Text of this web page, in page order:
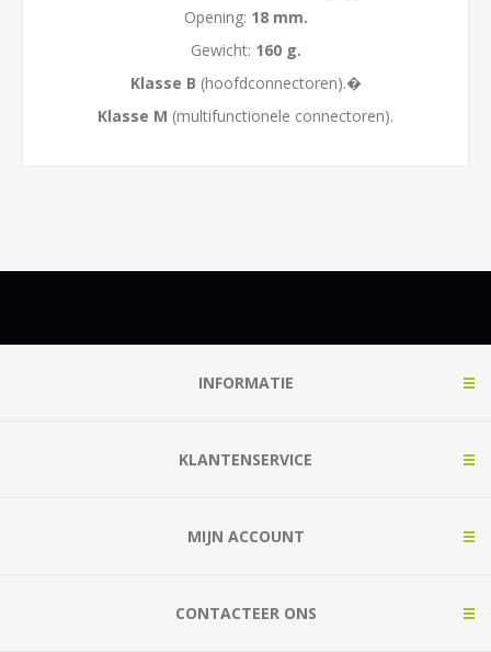
Opening: 18 mm.
Gewicht: 160 g.
Klasse B (hoofdconnectoren).�
Klasse M (multifunctionele connectoren).
INFORMATIE
KLANTENSERVICE
MIJN ACCOUNT
CONTACTEER ONS